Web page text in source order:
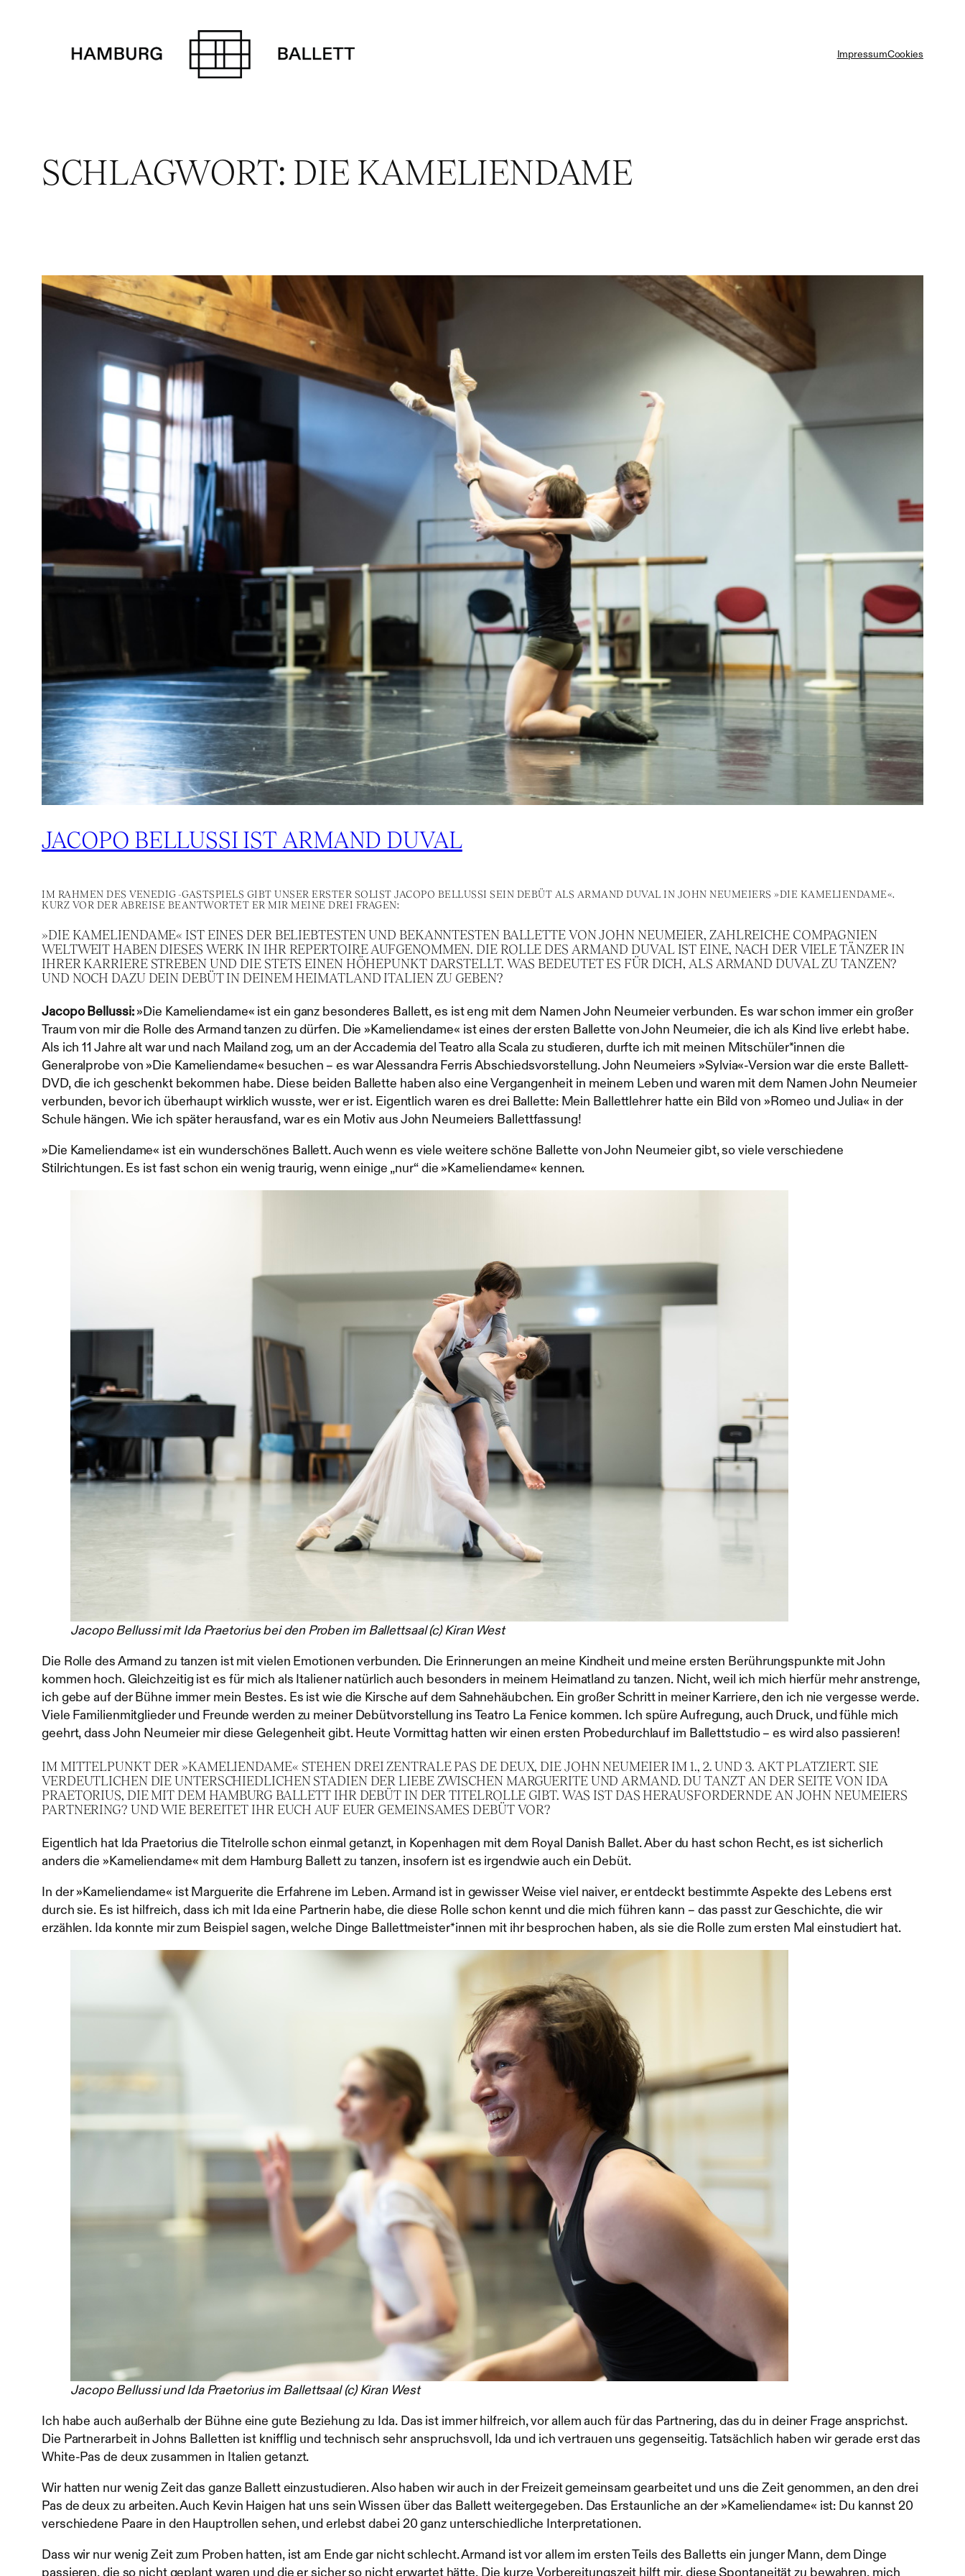
ImpressumCookies
SCHLAGWORT: DIE KAMELIENDAME
JACOPO BELLUSSI IST ARMAND DUVAL
IM RAHMEN DES VENEDIG-GASTSPIELS GIBT UNSER ERSTER SOLIST JACOPO BELLUSSI SEIN DEBÜT ALS ARMAND DUVAL IN JOHN NEUMEIERS »DIE KAMELIENDAME«.
KURZ VOR DER ABREISE BEANTWORTET ER MIR MEINE DREI FRAGEN:
»DIE KAMELIENDAME« IST EINES DER BELIEBTESTEN UND BEKANNTESTEN BALLETTE VON JOHN NEUMEIER, ZAHLREICHE COMPAGNIEN
WELTWEIT HABEN DIESES WERK IN IHR REPERTOIRE AUFGENOMMEN. DIE ROLLE DES ARMAND DUVAL IST EINE, NACH DER VIELE TÄNZER IN
IHRER KARRIERE STREBEN UND DIE STETS EINEN HÖHEPUNKT DARSTELLT. WAS BEDEUTET ES FÜR DICH, ALS ARMAND DUVAL ZU TANZEN?
UND NOCH DAZU DEIN DEBÜT IN DEINEM HEIMATLAND ITALIEN ZU GEBEN?
Jacopo Bellussi:»Die Kameliendame« ist ein ganz besonderes Ballett, es ist eng mit dem Namen John Neumeier verbunden. Es war schon immer ein großer
Traum von mir die Rolle des Armand tanzen zu dürfen. Die »Kameliendame« ist eines der ersten Ballette von John Neumeier, die ich als Kind live erlebt habe.
Als ich 11 Jahre alt war und nach Mailand zog, um an der Accademia del Teatro alla Scala zu studieren, durfte ich mit meinen Mitschüler*innen die
Generalprobe von »Die Kameliendame« besuchen – es war Alessandra Ferris Abschiedsvorstellung. John Neumeiers »Sylvia«-Version war die erste Ballett-
DVD, die ich geschenkt bekommen habe. Diese beiden Ballette haben also eine Vergangenheit in meinem Leben und waren mit dem Namen John Neumeier
verbunden, bevor ich überhaupt wirklich wusste, wer er ist. Eigentlich waren es drei Ballette: Mein Ballettlehrer hatte ein Bild von »Romeo und Julia« in der
Schule hängen. Wie ich später herausfand, war es ein Motiv aus John Neumeiers Ballettfassung!
»Die Kameliendame« ist ein wunderschönes Ballett. Auch wenn es viele weitere schöne Ballette von John Neumeier gibt, so viele verschiedene
Stilrichtungen. Es ist fast schon ein wenig traurig, wenn einige „nur“ die »Kameliendame« kennen.
Jacopo Bellussi mit Ida Praetorius bei den Proben im Ballettsaal (c) Kiran West
Die Rolle des Armand zu tanzen ist mit vielen Emotionen verbunden. Die Erinnerungen an meine Kindheit und meine ersten Berührungspunkte mit John
kommen hoch. Gleichzeitig ist es für mich als Italiener natürlich auch besonders in meinem Heimatland zu tanzen. Nicht, weil ich mich hierfür mehr anstrenge,
ich gebe auf der Bühne immer mein Bestes. Es ist wie die Kirsche auf dem Sahnehäubchen. Ein großer Schritt in meiner Karriere, den ich nie vergesse werde.
Viele Familienmitglieder und Freunde werden zu meiner Debütvorstellung ins Teatro La Fenice kommen. Ich spüre Aufregung, auch Druck, und fühle mich
geehrt, dass John Neumeier mir diese Gelegenheit gibt. Heute Vormittag hatten wir einen ersten Probedurchlauf im Ballettstudio – es wird also passieren!
IM MITTELPUNKT DER »KAMELIENDAME« STEHEN DREI ZENTRALE PAS DE DEUX, DIE JOHN NEUMEIER IM 1., 2. UND 3. AKT PLATZIERT. SIE
VERDEUTLICHEN DIE UNTERSCHIEDLICHEN STADIEN DER LIEBE ZWISCHEN MARGUERITE UND ARMAND. DU TANZT AN DER SEITE VON IDA
PRAETORIUS, DIE MIT DEM HAMBURG BALLETT IHR DEBÜT IN DER TITELROLLE GIBT. WAS IST DAS HERAUSFORDERNDE AN JOHN NEUMEIERS
PARTNERING? UND WIE BEREITET IHR EUCH AUF EUER GEMEINSAMES DEBÜT VOR?
Eigentlich hat Ida Praetorius die Titelrolle schon einmal getanzt, in Kopenhagen mit dem Royal Danish Ballet. Aber du hast schon Recht, es ist sicherlich
anders die »Kameliendame« mit dem Hamburg Ballett zu tanzen, insofern ist es irgendwie auch ein Debüt.
In der »Kameliendame« ist Marguerite die Erfahrene im Leben. Armand ist in gewisser Weise viel naiver, er entdeckt bestimmte Aspekte des Lebens erst
durch sie. Es ist hilfreich, dass ich mit Ida eine Partnerin habe, die diese Rolle schon kennt und die mich führen kann – das passt zur Geschichte, die wir
erzählen. Ida konnte mir zum Beispiel sagen, welche Dinge Ballettmeister*innen mit ihr besprochen haben, als sie die Rolle zum ersten Mal einstudiert hat.
Jacopo Bellussi und Ida Praetorius im Ballettsaal (c) Kiran West
Ich habe auch außerhalb der Bühne eine gute Beziehung zu Ida. Das ist immer hilfreich, vor allem auch für das Partnering, das du in deiner Frage ansprichst.
Die Partnerarbeit in Johns Balletten ist knifflig und technisch sehr anspruchsvoll, Ida und ich vertrauen uns gegenseitig. Tatsächlich haben wir gerade erst das
White-Pas de deux zusammen in Italien getanzt.
Wir hatten nur wenig Zeit das ganze Ballett einzustudieren. Also haben wir auch in der Freizeit gemeinsam gearbeitet und uns die Zeit genommen, an den drei
Pas de deux zu arbeiten. Auch Kevin Haigen hat uns sein Wissen über das Ballett weitergegeben. Das Erstaunliche an der »Kameliendame« ist: Du kannst 20
verschiedene Paare in den Hauptrollen sehen, und erlebst dabei 20 ganz unterschiedliche Interpretationen.
Dass wir nur wenig Zeit zum Proben hatten, ist am Ende gar nicht schlecht. Armand ist vor allem im ersten Teils des Balletts ein junger Mann, dem Dinge
passieren, die so nicht geplant waren und die er sicher so nicht erwartet hätte. Die kurze Vorbereitungszeit hilft mir, diese Spontaneität zu bewahren, mich